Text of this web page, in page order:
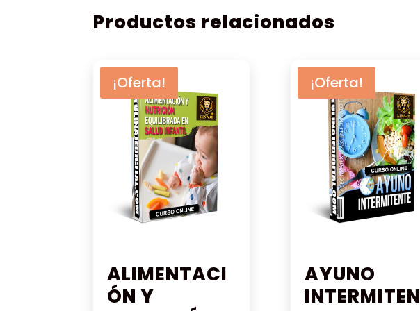
Productos relacionados
¡Oferta!
ALIMENTACI
ÓN Y
¡Oferta!
AYUNO
INTERMITEN